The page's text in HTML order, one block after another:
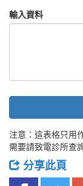
輸入資料
注意：這表格只用
需要請致電診所查
分享此頁